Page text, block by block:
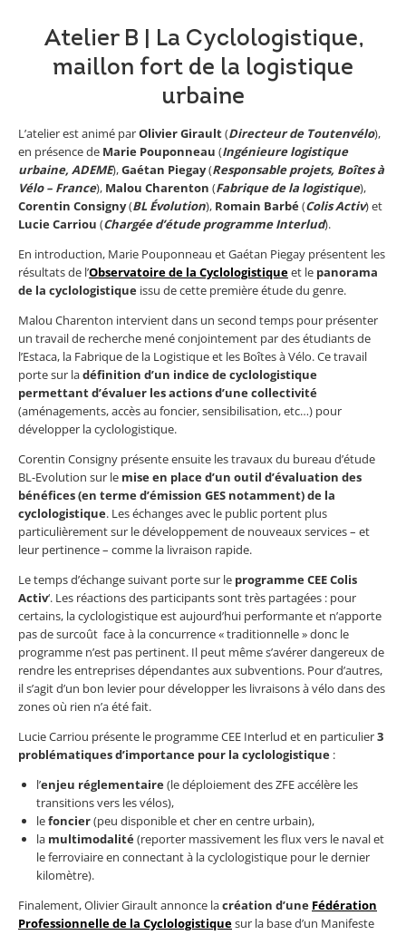
Atelier B | La Cyclologistique,
maillon fort de la logistique
urbaine
L’atelier est animé parOlivier Girault(Directeur de Toutenvélo),
en présence de Marie Pouponneau (Ingénieure logistique
urbaine, ADEME),Gaétan Piegay(Responsable projets, Boîtes à
Vélo – France), Malou Charenton (Fabrique de la logistique),
Corentin Consigny(BL Évolution), Romain Barbé(Colis Activ) et
Lucie Carriou (Chargée d’étude programme Interlud).
En introduction, Marie Pouponneau et Gaétan Piegay présentent les
résultats de l’Observatoire de la Cyclologistiqueet le panorama
de la cyclologistique issu de cette première étude du genre.
Malou Charenton intervient dans un second temps pour présenter
un travail de recherche mené conjointement par des étudiants de
l’Estaca, la Fabrique de la Logistique et les Boîtes à Vélo. Ce travail
porte sur ladéfinition d’un indice de cyclologistique
permettant d’évaluer les actions d’une collectivité
(aménagements, accès au foncier, sensibilisation, etc…) pour
développer la cyclologistique.
Corentin Consigny présente ensuite les travaux du bureau d’étude
BL-Evolution sur le mise en place d’un outil d’évaluation des
bénéfices (en terme d’émission GES notamment) de la
cyclologistique. Les échanges avec le public portent plus
particulièrement sur le développement de nouveaux services – et
leur pertinence – comme la livraison rapide.
Le temps d’échange suivant porte sur le programme CEE Colis
Activ‘. Les réactions des participants sont très partagées : pour
certains, la cyclologistique est aujourd’hui performante et n’apporte
pas de surcoût face à la concurrence « traditionnelle » donc le
programme n’est pas pertinent. Il peut même s’avérer dangereux de
rendre les entreprises dépendantes aux subventions. Pour d’autres,
il s’agit d’un bon levier pour développer les livraisons à vélo dans des
zones où rien n’a été fait.
Lucie Carriou présente le programme CEE Interlud et en particulier3
problématiques d’importance pour la cyclologistique :
l’enjeu réglementaire(le déploiement des ZFE accélère les
transitions vers les vélos),
lefoncier(peu disponible et cher en centre urbain),
la multimodalité(reporter massivement les flux vers le naval et
le ferroviaire en connectant à la cyclologistique pour le dernier
kilomètre).
Finalement, Olivier Girault annonce lacréation d’une Fédération
Professionnelle de la Cyclologistiquesur la base d’un Manifeste